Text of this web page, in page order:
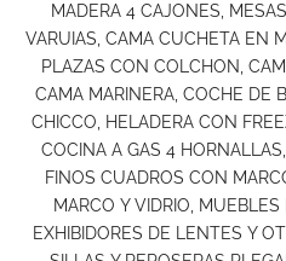
MADERA 4 CAJONES,
VARUIAS, CAMA CUCHETA EN
PLAZAS CON COLCHON,
CAMA MARINERA, COCHE DE
CHICCO, HELADERA CON
COCINA A GAS 4
FINOS CUADROS CON
MARCO Y VIDRIO,
EXHIBIDORES DE LENTES Y